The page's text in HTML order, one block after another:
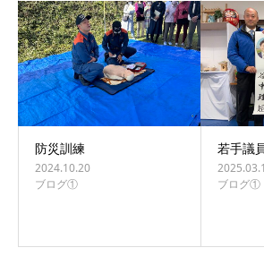
防災訓練
2024.10.20
ブログ①
若手議
ブログ①